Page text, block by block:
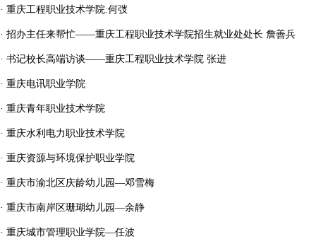
· 重庆工程职业技术学院:何弢
· 招办主任来帮忙——重庆工程职业技术学院招生就业处处长 詹善兵
· 书记校长高端访谈——重庆工程职业技术学院 张进
· 重庆电讯职业学院
· 重庆青年职业技术学院
· 重庆水利电力职业技术学院
· 重庆资源与环境保护职业学院
· 重庆市渝北区庆龄幼儿园—邓雪梅
· 重庆市南岸区珊瑚幼儿园—余静
· 重庆城市管理职业学院—任波